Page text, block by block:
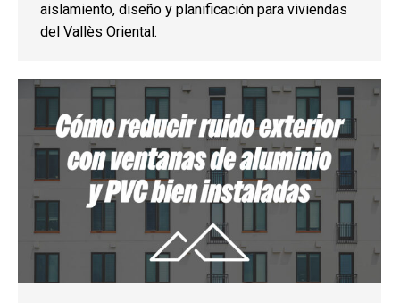
aislamiento, diseño y planificación para viviendas
del Vallès Oriental.